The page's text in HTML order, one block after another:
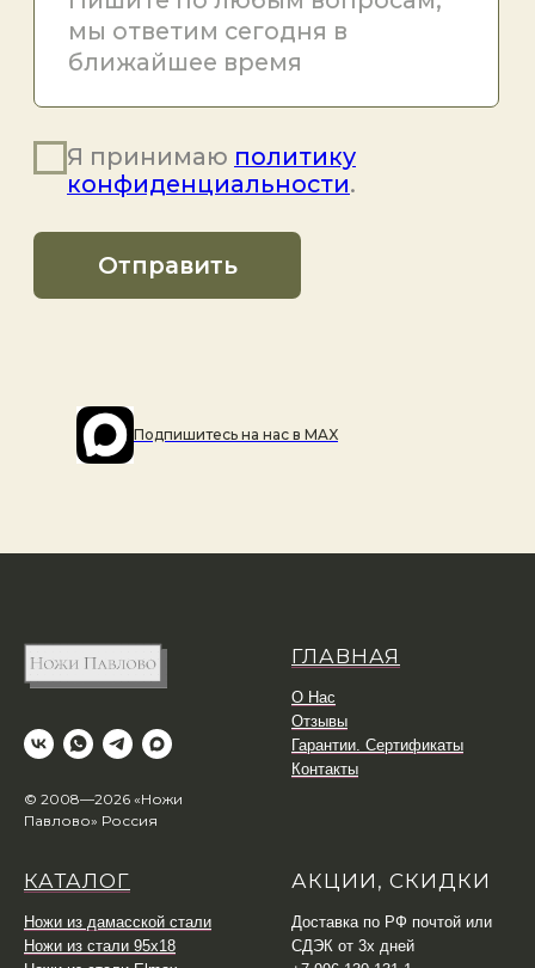
Подпишитесь на наc в MAX
© 2008—2026 «Ножи
Павлово» Россия
ГЛАВНАЯ
О Нас
Отзывы
Гарантии. Сертификаты
Контакты
КАТАЛОГ
Ножи из дамасской стали
Ножи из стали 95х18
АКЦИИ, СКИДКИ
Доставка по РФ почтой или
СДЭК от 3х дней